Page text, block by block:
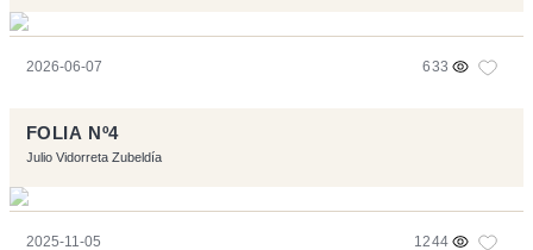
2026-06-07 633
FOLIA Nº4
Julio Vidorreta Zubeldía
2025-11-05 1244